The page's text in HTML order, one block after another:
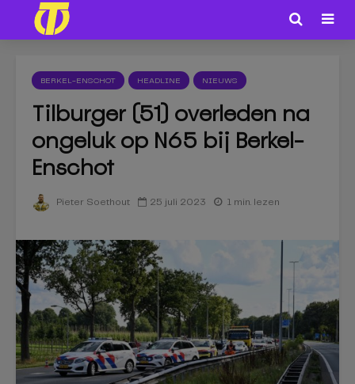
BERKEL-ENSCHOT HEADLINE NIEUWS
Tilburger (51) overleden na
ongeluk op N65 bij Berkel-
Enschot
Pieter Soethout 25 juli 2023 1 min. lezen